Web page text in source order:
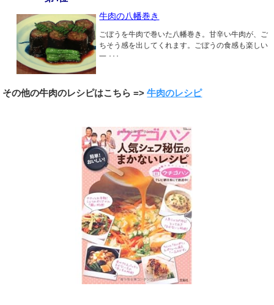
牛肉の八幡巻き
ごぼうを牛肉で巻いた八幡巻き。甘辛い牛肉が、ご
ちそう感を出してくれます。ごぼうの食感も楽しい
一 ･･･
その他の牛肉のレシピはこちら =>牛肉のレシピ